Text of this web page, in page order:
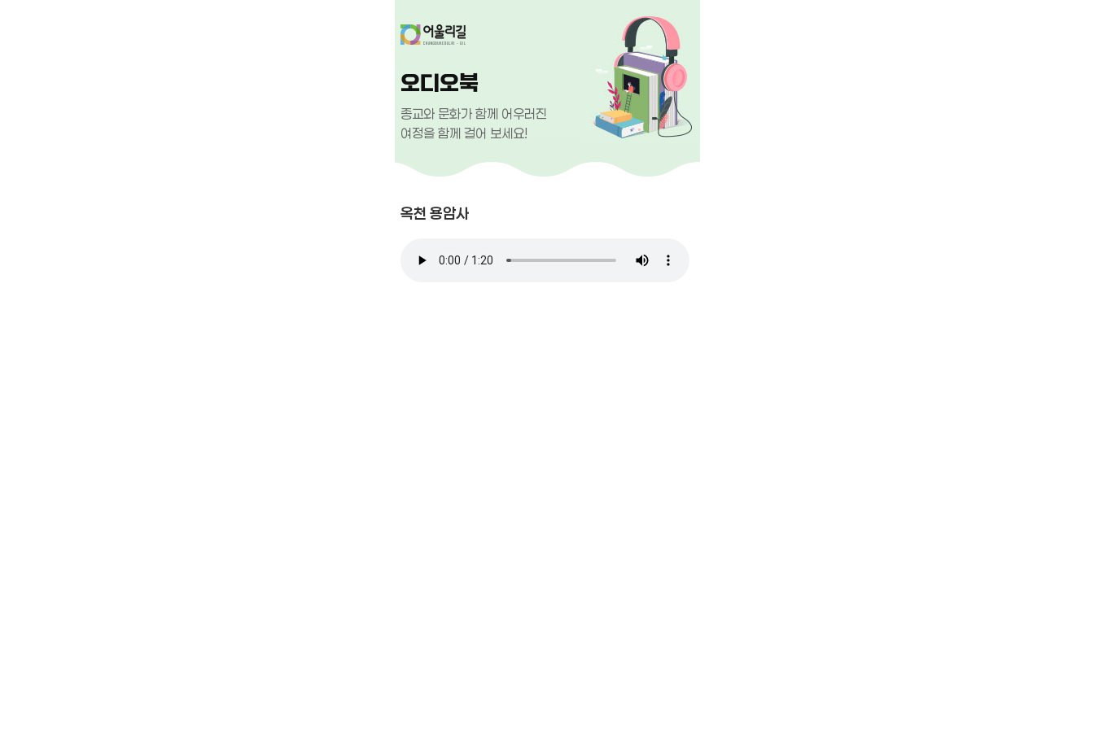
오디오북
종교와 문화가 함께 어우러진
여정을 함께 걸어 보세요!
옥천 용암사